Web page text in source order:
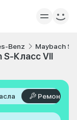
Benz Maybach S-
Класс VII
Ремонт